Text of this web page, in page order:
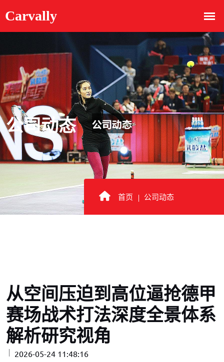
公司动态
首页 公司动态
从空间压迫到高位逼抢德甲
赛场战术打法深度全景体系
解析研究视角
2026-05-24 11:48:16